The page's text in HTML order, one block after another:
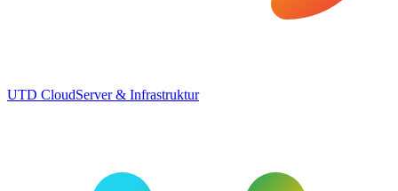
UTD CloudServer & Infrastruktur